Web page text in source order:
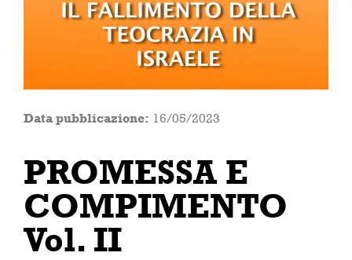
Data pubblicazione: 16/05/2023
PROMESSA E
COMPIMENTO
Vol. II